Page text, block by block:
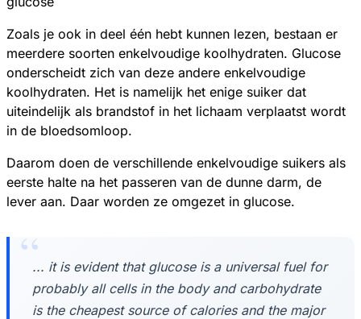
Zoals je ook in deel één hebt kunnen lezen, bestaan er
meerdere soorten enkelvoudige koolhydraten. Glucose
onderscheidt zich van deze andere enkelvoudige
koolhydraten. Het is namelijk het enige suiker dat
uiteindelijk als brandstof in het lichaam verplaatst wordt
in de bloedsomloop.
Daarom doen de verschillende enkelvoudige suikers als
eerste halte na het passeren van de dunne darm, de
lever aan. Daar worden ze omgezet in glucose.
... it is evident that glucose is a universal fuel for
probably all cells in the body and carbohydrate
is the cheapest source of calories and the major